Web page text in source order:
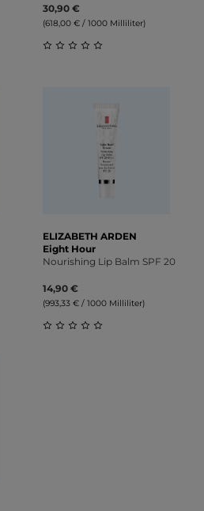
30,90 €
(618,00 € / 1000 Milliliter)
ELIZABETH ARDEN
Eight Hour
Nourishing Lip Balm SPF 20
14,90 €
(993,33 € / 1000 Milliliter)